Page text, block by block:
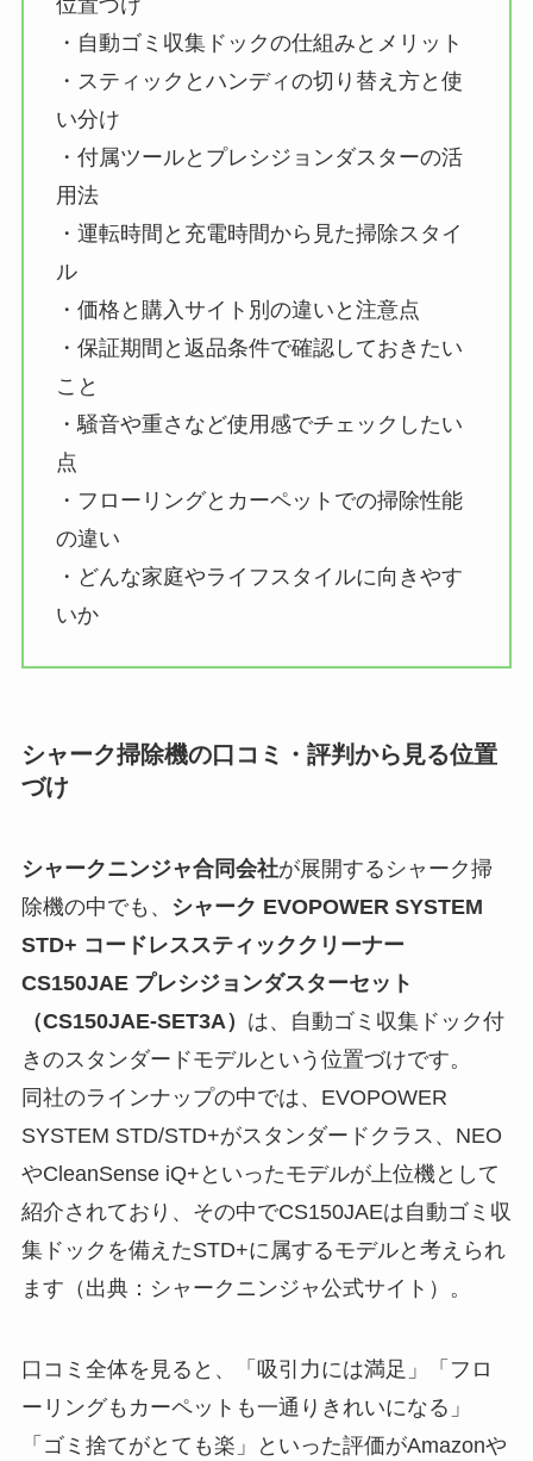
・自動ゴミ収集ドックの仕組みとメリット
・スティックとハンディの切り替え方と使
い分け
・付属ツールとプレシジョンダスターの活
用法
・運転時間と充電時間から見た掃除スタイ
ル
・価格と購入サイト別の違いと注意点
・保証期間と返品条件で確認しておきたい
こと
・騒音や重さなど使用感でチェックしたい
点
・フローリングとカーペットでの掃除性能
の違い
・どんな家庭やライフスタイルに向きやす
いか
シャーク掃除機の口コミ・評判から見る位置
づけ
シャークニンジャ合同会社が展開するシャーク掃
除機の中でも、
シャーク EVOPOWER SYSTEM
STD+ コードレススティッククリーナー
CS150JAE プレシジョンダスターセット
（CS150JAE-SET3A） は、自動ゴミ収集ドック付
きのスタンダードモデルという位置づけです。
同社のラインナップの中では、EVOPOWER
SYSTEM STD/STD+がスタンダードクラス、NEO
やCleanSense iQ+といったモデルが上位機として
紹介されており、その中でCS150JAEは自動ゴミ収
集ドックを備えたSTD+に属するモデルと考えられ
ます（出典：シャークニンジャ公式サイト）。
口コミ全体を見ると、「吸引力には満足」「フロ
ーリングもカーペットも一通りきれいになる」
「ゴミ捨てがとても楽」といった評価がAmazonや